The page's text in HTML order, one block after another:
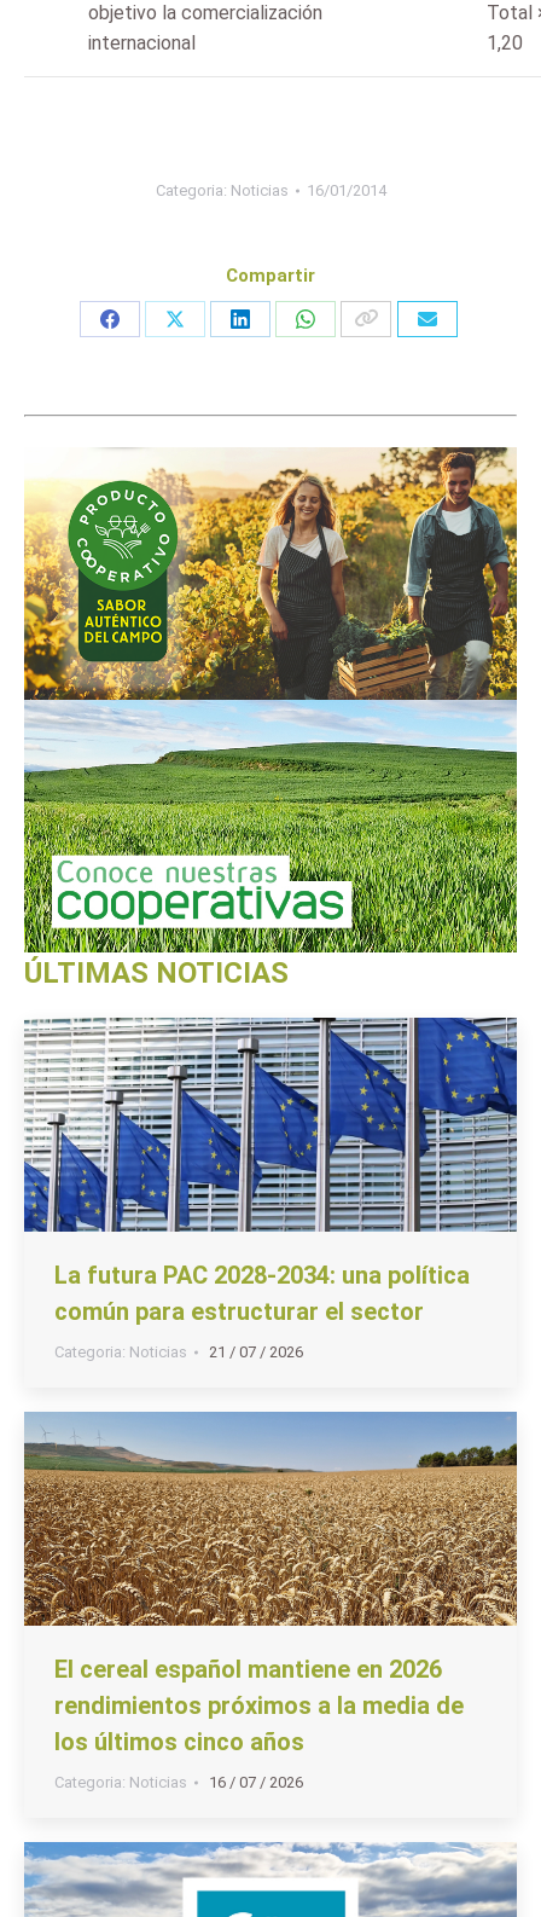
objetivo la comercialización
internacional
Total
1,20
Categoria: Noticias 16/01/2014
Compartir
Share
Share
Share
Share
ÚLTIMAS NOTICIAS
La futura PAC 2028-2034: una política
común para estructurar el sector
Categoria: Noticias 21 / 07 / 2026
El cereal español mantiene en 2026
rendimientos próximos a la media de
los últimos cinco años
Categoria: Noticias 16 / 07 / 2026